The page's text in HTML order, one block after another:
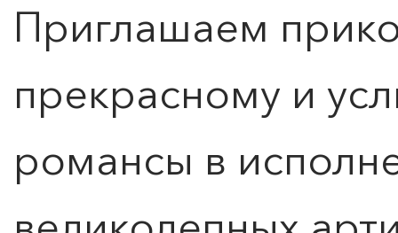
Приглашаем
прекрасному и
романсы в